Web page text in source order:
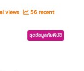
views
56 recent
ชุดข้อมูลภัยพิบัติ